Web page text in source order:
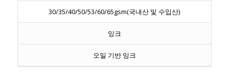
30/35/40/50/53/60/65gsm(국내산 및 수입산)
잉크
오일 기반 잉크